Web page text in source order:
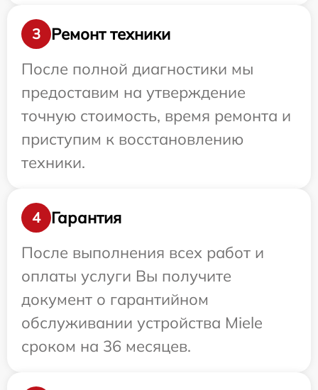
3
Ремонт техники
После полной диагностики мы
предоставим на утверждение
точную стоимость, время ремонта и
приступим к восстановлению
техники.
4
Гарантия
После выполнения всех работ и
оплаты услуги Вы получите
документ о гарантийном
обслуживании устройства Miele
сроком на 36 месяцев.